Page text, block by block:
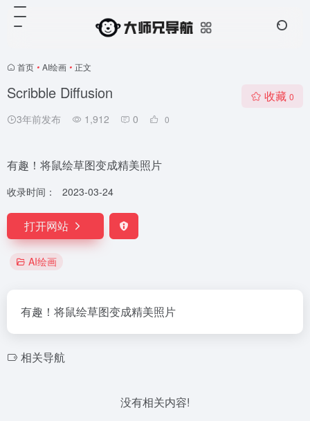
首页 • AI绘画 • 正文
Scribble Diffusion
3年前发布 1,912 0 0
收藏 0
有趣！将鼠绘草图变成精美照片
收录时间： 2023-03-24
打开网站
AI绘画
有趣！将鼠绘草图变成精美照片
相关导航
没有相关内容!